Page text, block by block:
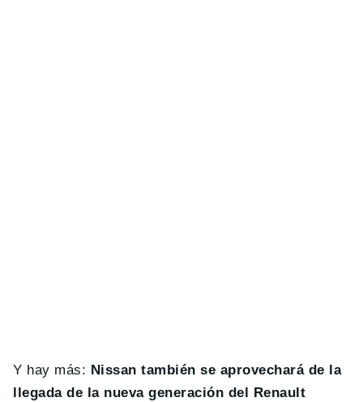
Y hay más: Nissan también se aprovechará de la
llegada de la nueva generación del Renault